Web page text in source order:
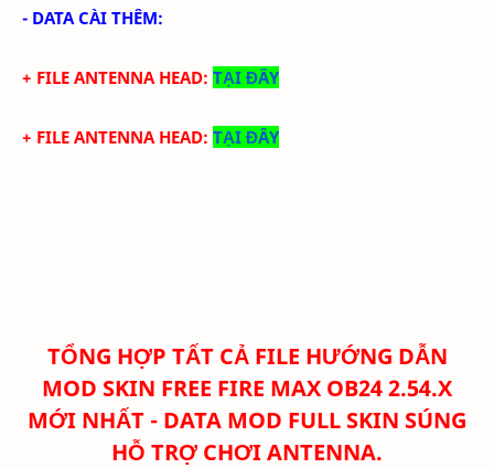
- DATA CÀI THÊM:
+ FILE ANTENNA HEAD: TẠI ĐÂY
+ FILE ANTENNA HEAD: TẠI ĐÂY
TỔNG HỢP TẤT CẢ FILE HƯỚNG DẪN
MOD SKIN FREE FIRE MAX OB24 2.54.X
MỚI NHẤT - DATA MOD FULL SKIN SÚNG
HỖ TRỢ CHƠI ANTENNA.